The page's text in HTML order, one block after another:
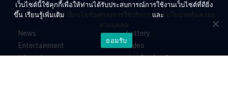
News
Entertainment
Lifestyle
Lottery
Video
ร่วมด้วยช่วยกัน
เว็บไซต์นี้ใช้คุกกี้เพื่อให้ท่านได้รับประสบการณ์การใช้งานเว็บไซต์ที่ดียิ่ง
ขึ้น เรียนรู้เพิ่มเติม เงื่อนไขข้อตกลงการใช้บริการ และ นโยบายคุ้มครอง
ส่วนบุคคล
ยอมรับ